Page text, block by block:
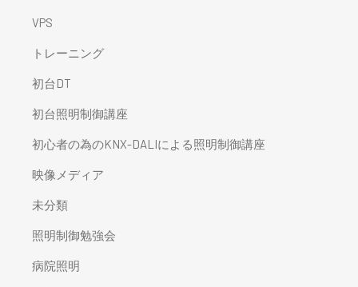
VPS
トレーニング
初台DT
初台照明制御講座
初心者の為のKNX-DALIによる照明制御講座
映像メディア
未分類
照明制御勉強会
病院照明